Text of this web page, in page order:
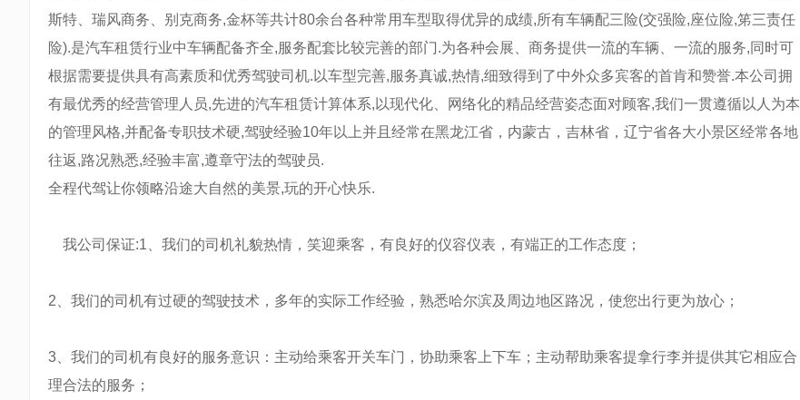
斯特、瑞风商务、别克商务,金杯等共计80余台各种常用车型取得优异的成绩,所有车辆配三险(交强险,座位险,笫三责任
险).是汽车租赁行业中车辆配备齐全,服务配套比较完善的部门.为各种会展、商务提供一流的车辆、一流的服务,同时可
根据需要提供具有高素质和优秀驾驶司机.以车型完善,服务真诚,热情,细致得到了中外众多宾客的首肯和赞誉.本公司拥
有最优秀的经营管理人员,先进的汽车租赁计算体系,以现代化、网络化的精品经营姿态面对顾客,我们一贯遵循以人为本
的管理风格,并配备专职技术硬,驾驶经验10年以上并且经常在黑龙江省，内蒙古，吉林省，辽宁省各大小景区经常各地
往返,路况熟悉,经验丰富,遵章守法的驾驶员.
全程代驾让你领略沿途大自然的美景,玩的开心快乐.
我公司保证:1、我们的司机礼貌热情，笑迎乘客，有良好的仪容仪表，有端正的工作态度；
2、我们的司机有过硬的驾驶技术，多年的实际工作经验，熟悉哈尔滨及周边地区路况，使您出行更为放心；
3、我们的司机有良好的服务意识：主动给乘客开关车门，协助乘客上下车；主动帮助乘客提拿行李并提供其它相应合
理合法的服务；